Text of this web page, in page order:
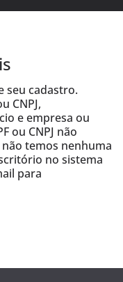
do Brasil a
seu cadastro.
CNPJ,
e empresa ou
ou CNPJ não
temos nenhuma
no sistema
para